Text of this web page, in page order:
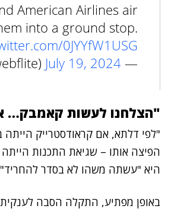
American Airlines air
into a ground stop.
0JYYfW1USG
— Aviation (@webflite)
July 19, 2024
"הצלחנו לעשות קאמבק…
"לפי דלתא, אם קראודסטרייק
הפיצה אותו – שגיאת התכנות
היא "עשתה משהו לא בסדר
באופן מפתיע, התקלה הסבה